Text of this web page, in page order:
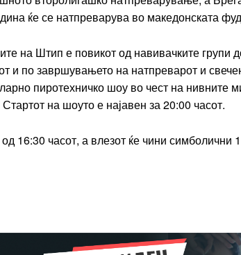
ќе се натпреварува во македонската
на Штип е повикот од навивачките групи
и по завршувањето на натпреварот и
пиротехничко шоу во чест на нивните
на шоуто е најавен за 20:00 часот.
16:30 часот, а влезот ќе чини симболични